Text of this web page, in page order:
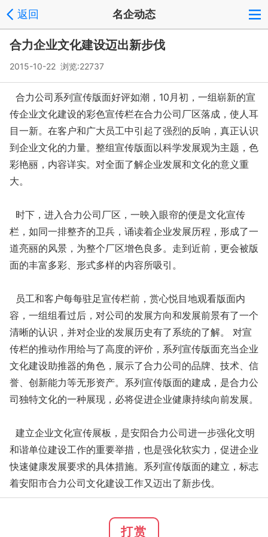
返回 名企动态
合力企业文化建设迈出新步伐
2015-10-22 浏览:22737
合力公司系列宣传版面好评如潮，10月初，一组崭新的宣
传企业文化建设的彩色宣传栏在合力公司厂区落成，使人耳
目一新。在客户和广大员工中引起了强烈的反响，真正认识
到企业文化的力量。整组宣传版面以科学发展观为主题，色
彩艳丽，内容详实。对全面了解企业发展和文化的意义重
大。
时下，进入合力公司厂区，一映入眼帘的便是文化宣传
栏，如同一排整齐的卫兵，诵读着企业发展历程，形成了一
道亮丽的风景，为整个厂区增色良多。走到近前，更会被版
面的丰富多彩、形式多样的内容所吸引。
员工和客户每每驻足宣传栏前，赏心悦目地观看版面内
容，一组组看过后，对公司的发展方向和发展前景有了一个
清晰的认识，并对企业的发展历史有了系统的了解。 对宣
传栏的推动作用给与了高度的评价，系列宣传版面充当企业
文化建设助推器的角色，展示了合力公司的品牌、技术、信
誉、创新能力等无形资产。系列宣传版面的建成，是合力公
司独特文化的一种展现，必将促进企业健康持续向前发展。
建立企业文化宣传展板，是安阳合力公司进一步强化文明
和谐单位建设工作的重要举措，也是强化软实力，促进企业
快速健康发展要求的具体措施。系列宣传版面的建立，标志
着安阳市合力公司文化建设工作又迈出了新步伐。
打赏